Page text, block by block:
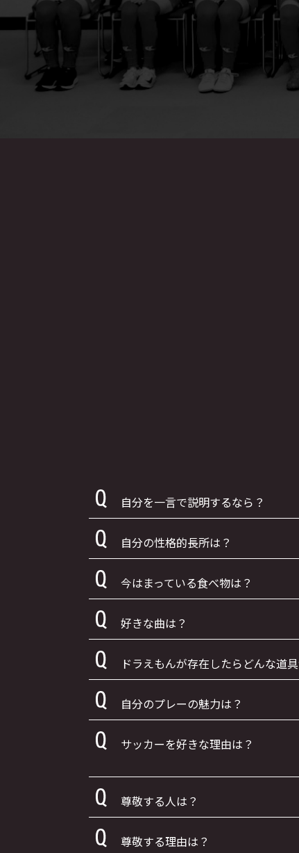
自分を一言で説明するなら？
自分の性格的長所は？
今はまっている食べ物は？
好きな曲は？
ドラえもんが存在したらどんな道
自分のプレーの魅力は？
サッカーを好きな理由は？
尊敬する人は？
尊敬する理由は？